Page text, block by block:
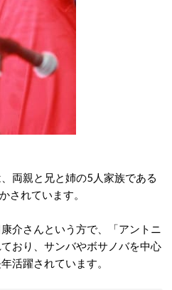
両親と兄と姉の5人家族である
されています。
介さんという方で、「アントニ
おり、サンバやボサノバを中心
活躍されています。